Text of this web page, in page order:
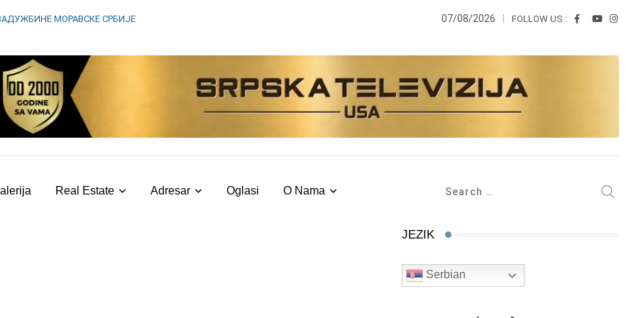
МОРАВСКЕ СРБИЈЕ 07/08/2026 FOLLOW US :
Real Estate Adresar Oglasi O Nama
JEZIK
Serbian